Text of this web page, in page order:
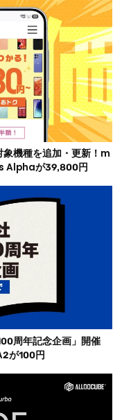
機種を追加・更新！m
Alphaが39,800円
周年記念企画」開催
が100円